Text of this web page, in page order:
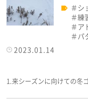
シ
練
ア
パ
2023.01.14
1.来シーズンに向けての冬